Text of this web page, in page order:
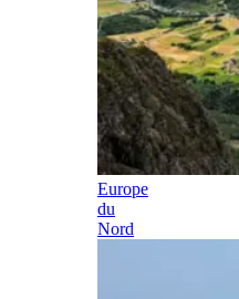
Europe
du
Nord